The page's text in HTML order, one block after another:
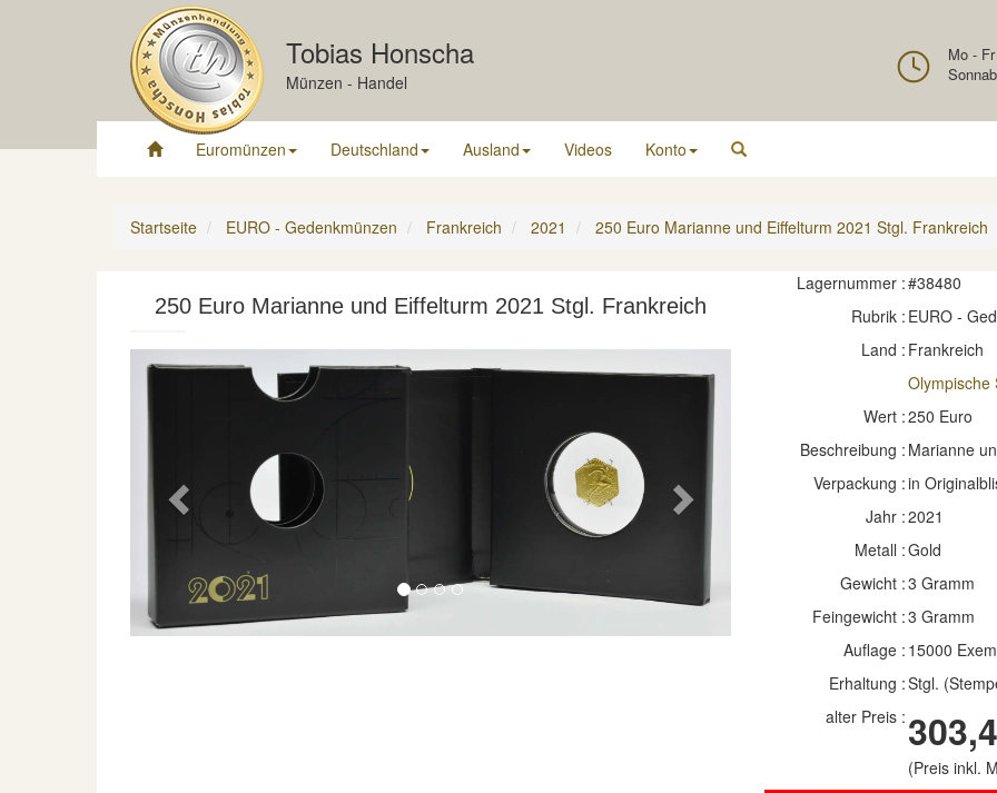
Tobias Honscha
Münzen - Handel
Mo -
Euromünzen Deutschland Ausland Videos Konto
Startseite EURO - Gedenkmünzen Frankreich 2021 250 Euro Marianne und Eiffelturm 2021 Stgl. Frankreich
250 Euro Marianne und Eiffelturm 2021 Stgl. Frankreich
Previous Next
Lagernummer :#38480
Rubrik : EURO -
Land : Frankreich
Olympische
Wert :250 Euro
Beschreibung : Marianne
Verpackung :in
Jahr :2021
Metall :Gold
Gewicht :3 Gramm
Feingewicht :3 Gramm
Auflage : 15000
Erhaltung :Stgl.
alter Preis :
(Preis inkl.